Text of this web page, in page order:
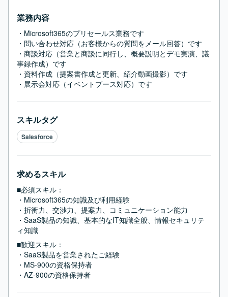
業務内容
・Microsoft365のプリセールス業務です
・問い合わせ対応（お客様からの質問をメール回答）です
・商談対応（営業と商談に同行し、概要説明とデモ実演、議
事録作成）です
・資料作成（提案書作成と更新、紹介動画撮影）です
・展示会対応（イベントブース対応）です
スキルタグ
Salesforce
求めるスキル
■必須スキル：
・Microsoft365の知識及び利用経験
・折衝力、交渉力、提案力、コミュニケーション能力
・SaaS製品の知識、基本的なIT知識全般、情報セキュリテ
ィ知識
■歓迎スキル：
・SaaS製品を営業されたご経験
・MS-900の資格保持者
・AZ-900の資格保持者